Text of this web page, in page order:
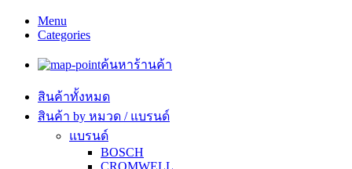
Menu
Categories
ค้นหาร้านค้า
สินค้าทั้งหมด
สินค้า by หมวด / แบรนด์
แบรนด์
BOSCH
CROMWELL